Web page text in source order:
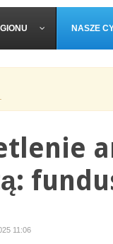
NASZE
11:06